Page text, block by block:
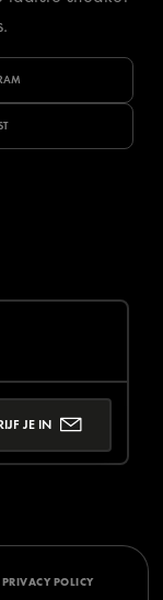
JE IN
PRIVACY POLICY